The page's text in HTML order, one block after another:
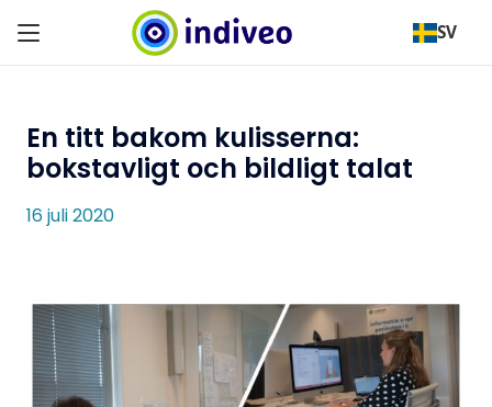
SV
En titt bakom kulisserna:
bokstavligt och bildligt talat
16 juli 2020